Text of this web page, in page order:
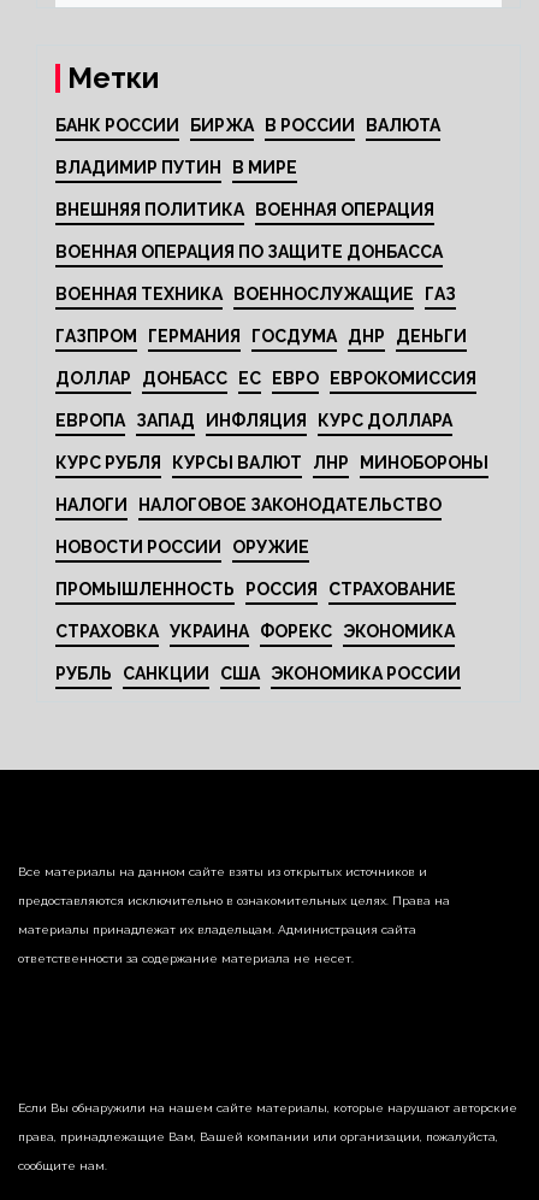
Метки
БАНК РОССИИ БИРЖА В РОССИИ ВАЛЮТА
ВЛАДИМИР ПУТИН В МИРЕ
ВНЕШНЯЯ ПОЛИТИКА ВОЕННАЯ ОПЕРАЦИЯ
ВОЕННАЯ ОПЕРАЦИЯ ПО ЗАЩИТЕ ДОНБАССА
ВОЕННАЯ ТЕХНИКА ВОЕННОСЛУЖАЩИЕ ГАЗ
ГАЗПРОМ ГЕРМАНИЯ ГОСДУМА ДНР ДЕНЬГИ
ДОЛЛАР ДОНБАСС ЕС ЕВРО ЕВРОКОМИССИЯ
ЕВРОПА ЗАПАД ИНФЛЯЦИЯ КУРС ДОЛЛАРА
КУРС РУБЛЯ КУРСЫ ВАЛЮТ ЛНР МИНОБОРОНЫ
НАЛОГИ НАЛОГОВОЕ ЗАКОНОДАТЕЛЬСТВО
НОВОСТИ РОССИИ ОРУЖИЕ
ПРОМЫШЛЕННОСТЬ РОССИЯ СТРАХОВАНИЕ
СТРАХОВКА УКРАИНА ФОРЕКС ЭКОНОМИКА
РУБЛЬ САНКЦИИ США ЭКОНОМИКА РОССИИ
Все материалы на данном сайте взяты из открытых источников и
предоставляются исключительно в ознакомительных целях. Права на
материалы принадлежат их владельцам. Администрация сайта
ответственности за содержание материала не несет.
Если Вы обнаружили на нашем сайте материалы, которые нарушают авторские
права, принадлежащие Вам, Вашей компании или организации, пожалуйста,
сообщите нам.